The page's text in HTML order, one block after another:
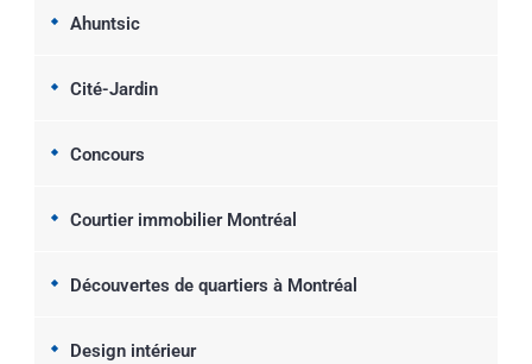
Ahuntsic
Cité-Jardin
Concours
Courtier immobilier Montréal
Découvertes de quartiers à Montréal
Design intérieur